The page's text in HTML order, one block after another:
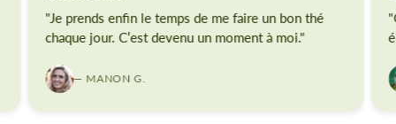
"Je prends enfin le temps de me faire un bon thé
chaque jour. C’est devenu un moment à moi."
— MANON G.